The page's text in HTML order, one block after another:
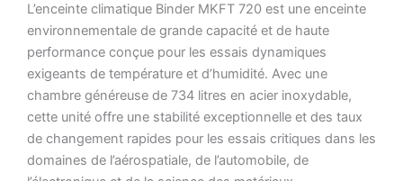
L’enceinte climatique Binder MKFT 720 est une enceinte
environnementale de grande capacité et de haute
performance conçue pour les essais dynamiques
exigeants de température et d’humidité. Avec une
chambre généreuse de 734 litres en acier inoxydable,
cette unité offre une stabilité exceptionnelle et des taux
de changement rapides pour les essais critiques dans les
domaines de l’aérospatiale, de l’automobile, de